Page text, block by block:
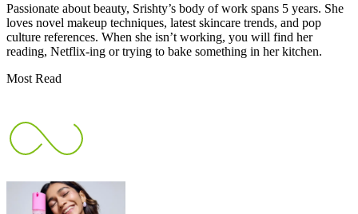
Passionate about beauty, Srishty’s body of work spans 5 years. She
loves novel makeup techniques, latest skincare trends, and pop
culture references. When she isn’t working, you will find her
reading, Netflix-ing or trying to bake something in her kitchen.
Most Read